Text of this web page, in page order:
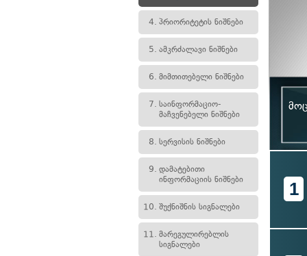
4. პრიორიტეტის ნიშნები
5. ამკრძალავი ნიშნები
6. მიმთითებელი ნიშნები
7. საინფორმაციო-
მაჩვენებელი ნიშნები
8. სერვისის ნიშნები
9. დამატებითი
ინფორმაციის ნიშნები
10. შუქნიშნის სიგნალები
11. მარეგულირებლის
სიგნალები
1